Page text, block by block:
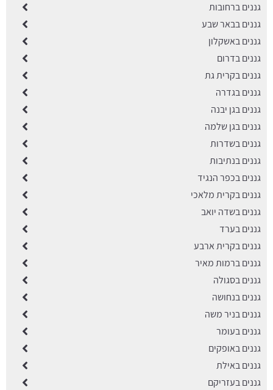
גננים ברחובות
גננים בבאר שבע
גננים באשקלון
גננים בדרום
גננים בקרית גת
גננים בגדרה
גננים בגן יבנה
גננים בגן שלמה
גננים בשדרות
גננים בנתיבות
גננים בכפר הנגיד
גננים בקרית מלאכי
גננים בשדה יואב
גננים בערד
גננים בקרית ארבע
גננים ברמות מאיר
גננים בסגולה
גננים בנחושה
גננים בניר משה
גננים בעומר
גננים באופקים
גננים באילת
גננים בעזריקם